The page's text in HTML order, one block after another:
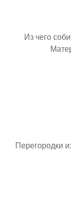
Из чего
Перегородки